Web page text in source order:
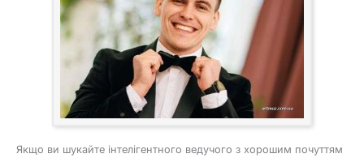
Якщо ви шукайте інтелігентного ведучого з хорошим почуттям